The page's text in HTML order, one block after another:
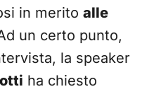
in merito alle
un certo punto,
la speaker
ha chiesto